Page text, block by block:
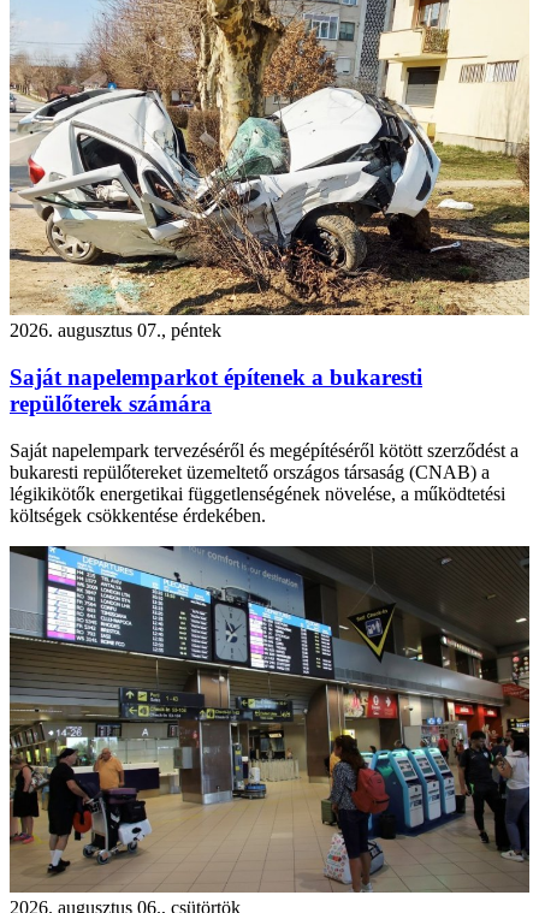
2026. augusztus 07., péntek
Saját napelemparkot építenek a bukaresti
repülőterek számára
Saját napelempark tervezéséről és megépítéséről kötött szerződést a
bukaresti repülőtereket üzemeltető országos társaság (CNAB) a
légikikötők energetikai függetlenségének növelése, a működtetési
költségek csökkentése érdekében.
2026. augusztus 06., csütörtök